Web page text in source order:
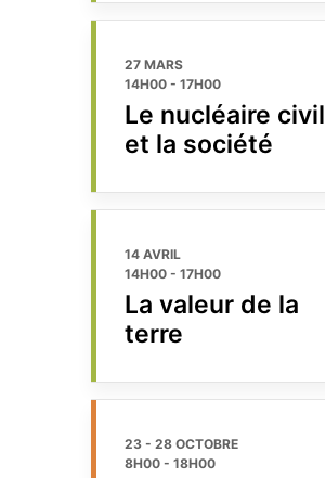
27 MARS
14H00 - 17H00
Le nucléaire civil
et la société
14 AVRIL
14H00 - 17H00
La valeur de la
terre
23 - 28 OCTOBRE
8H00 - 18H00